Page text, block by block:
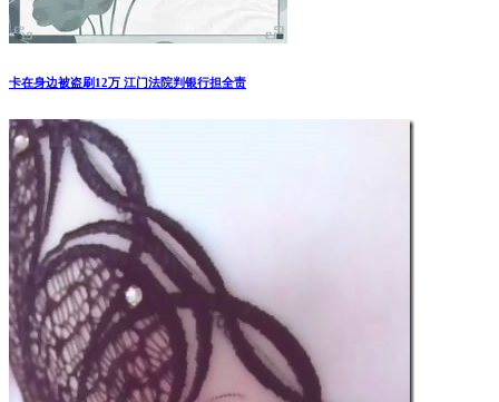
卡在身边被盗刷12万 江门法院判银行担全责